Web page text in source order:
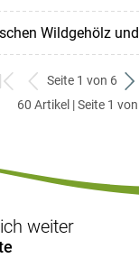
Wildgehölz
zum
ersten
zurück
zum
Seite 1 von 6
60 Artikel | Seite 1
weiter